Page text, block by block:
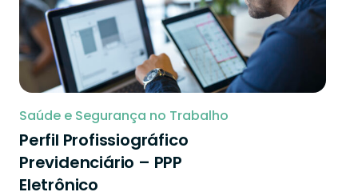
Saúde e Segurança no Trabalho
Perfil Profissiográfico
Previdenciário – PPP
Eletrônico